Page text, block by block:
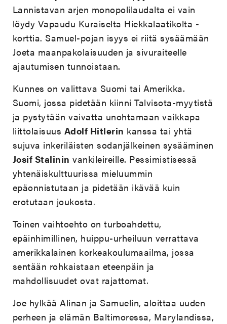
Lannistavan arjen monopolilaudalta ei vain
löydy Vapaudu Kuraiselta Hiekkalaatikolta -
korttia. Samuel-pojan isyys ei riitä sysäämään
Joeta maanpakolaisuuden ja sivuraiteelle
ajautumisen tunnoistaan.
Kunnes on valittava Suomi tai Amerikka.
Suomi, jossa pidetään kiinni Talvisota-myytistä
ja pystytään vaivatta unohtamaan vaikkapa
liittolaisuus Adolf Hitlerin kanssa tai yhtä
sujuva inkeriläisten sodanjälkeinen sysääminen
Josif Stalinin vankileireille. Pessimistisessä
yhtenäiskulttuurissa mieluummin
epäonnistutaan ja pidetään ikävää kuin
erotutaan joukosta.
Toinen vaihtoehto on turboahdettu,
epäinhimillinen, huippu-urheiluun verrattava
amerikkalainen korkeakoulumaailma, jossa
sentään rohkaistaan eteenpäin ja
mahdollisuudet ovat rajattomat.
Joe hylkää Alinan ja Samuelin, aloittaa uuden
perheen ja elämän Baltimoressa, Marylandissa,